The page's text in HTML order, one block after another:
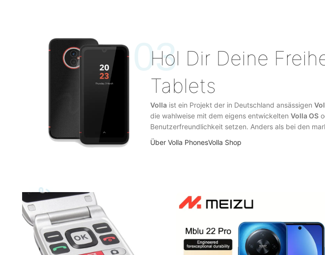
03
Hol Dir Deine
Tablets
Volla ist ein Projekt der in Deutschland ansässigen
die wahlweise mit dem eigens entwickeltenVolla OS
Benutzerfreundlichkeit setzen. Anders als bei den
Über Volla PhonesVolla Shop